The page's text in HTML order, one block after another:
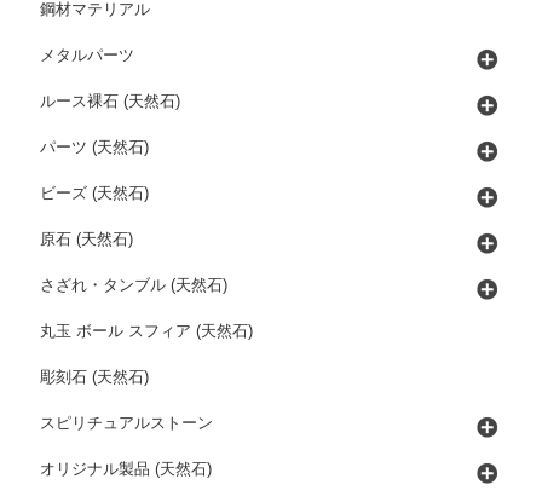
鋼材マテリアル
メタルパーツ
ルース裸石 (天然石)
パーツ (天然石)
ビーズ (天然石)
原石 (天然石)
さざれ・タンブル (天然石)
丸玉 ボール スフィア (天然石)
彫刻石 (天然石)
スピリチュアルストーン
オリジナル製品 (天然石)